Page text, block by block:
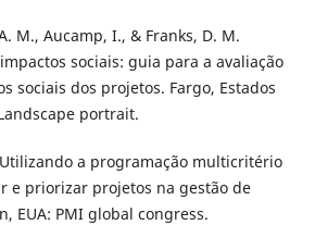
M., Aucamp, I., & Franks, D. M.
sociais: guia para a avaliação
sociais dos projetos. Fargo, Estados
portrait.
Utilizando a programação multicritério
e priorizar projetos na gestão de
EUA: PMI global congress.